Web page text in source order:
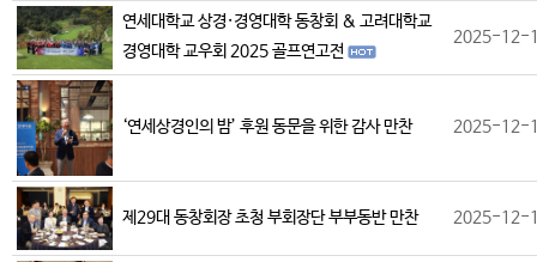
연세대학교 상경·경영대학 동창회 & 고려대학교
경영대학 교우회 2025 골프연고전
2025-12-
‘연세상경인의 밤’ 후원 동문을 위한 감사 만찬 2025-12-
제29대 동창회장 초청 부회장단 부부동반 만찬 2025-12-